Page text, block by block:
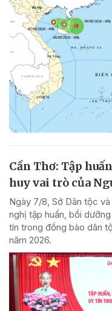
Cần Thơ: Tập
huy vai trò của
Ngày 7/8, Sở Dân tộc
nghị tập huấn, bồi
tín trong đồng bào dân
năm 2026.